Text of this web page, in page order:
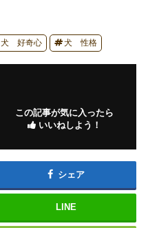
犬 好奇心 犬 性格
この記事が気に入ったら
いいねしよう！
シェア
LINE